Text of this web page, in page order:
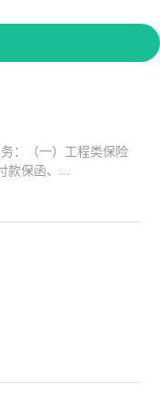
：（一）工程类保险
款保函、...
责任保险、精神病监护
等）；（三）传统财产
务的开展，华西经纪会